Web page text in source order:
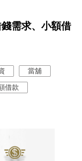
需求、小額借
當舖
借款